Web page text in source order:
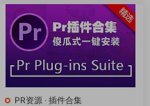
PR资源 · 插件合集